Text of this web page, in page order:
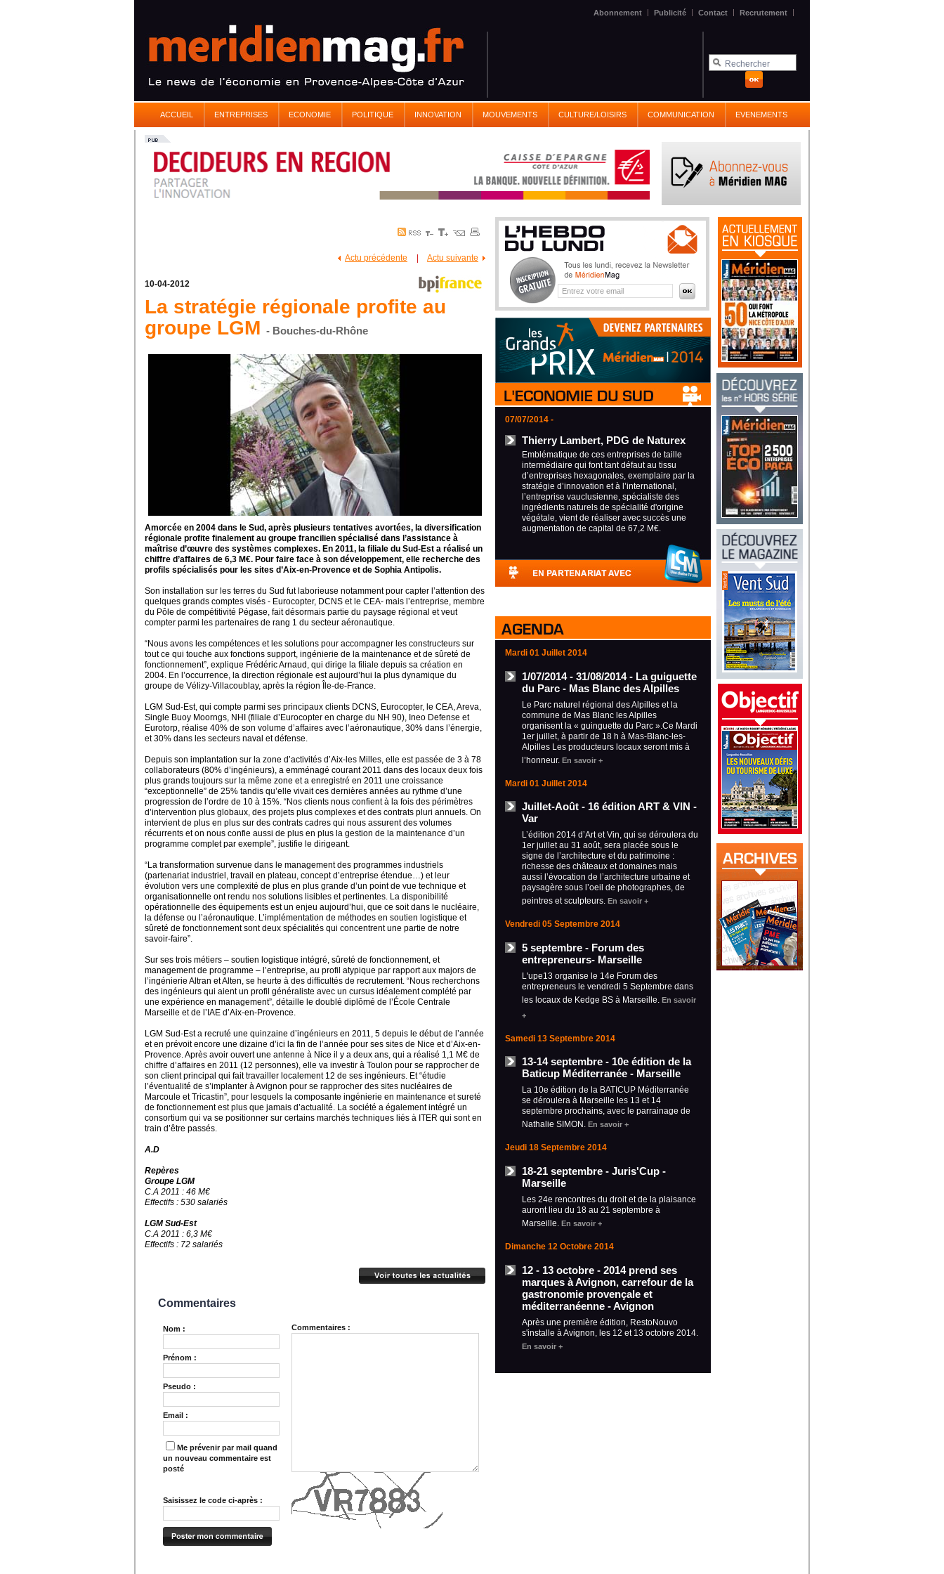
Abonnement | Publicité | Contact | Recrutement |
ACCUEIL ENTREPRISES ECONOMIE POLITIQUE INNOVATION MOUVEMENTS CULTURE/LOISIRS COMMUNICATION EVENEMENTS
Actu précédente Actu suivante
10-04-2012
La stratégie régionale profite au
groupe LGM - Bouches-du-Rhône
Amorcée en 2004 dans le Sud, après plusieurs tentatives avortées, la diversification
régionale profite finalement au groupe francilien spécialisé dans l’assistance à
maîtrise d’œuvre des systèmes complexes. En 2011, la filiale du Sud-Est a réalisé un
chiffre d’affaires de 6,3 M€. Pour faire face à son développement, elle recherche des
profils spécialisés pour les sites d’Aix-en-Provence et de Sophia Antipolis.
Son installation sur les terres du Sud fut laborieuse notamment pour capter l’attention des
quelques grands comptes visés - Eurocopter, DCNS et le CEA- mais l’entreprise, membre
du Pôle de compétitivité Pégase, fait désormais partie du paysage régional et veut
compter parmi les partenaires de rang 1 du secteur aéronautique.
“Nous avons les compétences et les solutions pour accompagner les constructeurs sur
tout ce qui touche aux fonctions support, ingénierie de la maintenance et de sûreté de
fonctionnement”, explique Frédéric Arnaud, qui dirige la filiale depuis sa création en
2004. En l’occurrence, la direction régionale est aujourd’hui la plus dynamique du
groupe de Vélizy-Villacoublay, après la région Île-de-France.
LGM Sud-Est, qui compte parmi ses principaux clients DCNS, Eurocopter, le CEA, Areva,
Single Buoy Moorngs, NHI (filiale d’Eurocopter en charge du NH 90), Ineo Defense et
Eurotorp, réalise 40% de son volume d’affaires avec l’aéronautique, 30% dans l’énergie,
et 30% dans les secteurs naval et défense.
Depuis son implantation sur la zone d’activités d’Aix-les Milles, elle est passée de 3 à 78
collaborateurs (80% d’ingénieurs), a emménagé courant 2011 dans des locaux deux fois
plus grands toujours sur la même zone et a enregistré en 2011 une croissance
“exceptionnelle” de 25% tandis qu’elle vivait ces dernières années au rythme d’une
progression de l’ordre de 10 à 15%. “Nos clients nous confient à la fois des périmètres
d’intervention plus globaux, des projets plus complexes et des contrats pluri annuels. On
intervient de plus en plus sur des contrats cadres qui nous assurent des volumes
récurrents et on nous confie aussi de plus en plus la gestion de la maintenance d’un
programme complet par exemple”, justifie le dirigeant.
“La transformation survenue dans le management des programmes industriels
(partenariat industriel, travail en plateau, concept d’entreprise étendue…) et leur
évolution vers une complexité de plus en plus grande d’un point de vue technique et
organisationnelle ont rendu nos solutions lisibles et pertinentes. La disponibilité
opérationnelle des équipements est un enjeu aujourd’hui, que ce soit dans le nucléaire,
la défense ou l’aéronautique. L’implémentation de méthodes en soutien logistique et
sûreté de fonctionnement sont deux spécialités qui concentrent une partie de notre
savoir-faire”.
Sur ses trois métiers – soutien logistique intégré, sûreté de fonctionnement, et
management de programme – l’entreprise, au profil atypique par rapport aux majors de
l’ingénierie Altran et Alten, se heurte à des difficultés de recrutement. “Nous recherchons
des ingénieurs qui aient un profil généraliste avec un cursus idéalement complété par
une expérience en management”, détaille le doublé diplômé de l’École Centrale
Marseille et de l’IAE d’Aix-en-Provence.
LGM Sud-Est a recruté une quinzaine d’ingénieurs en 2011, 5 depuis le début de l’année
et en prévoit encore une dizaine d’ici la fin de l’année pour ses sites de Nice et d’Aix-en-
Provence. Après avoir ouvert une antenne à Nice il y a deux ans, qui a réalisé 1,1 M€ de
chiffre d’affaires en 2011 (12 personnes), elle va investir à Toulon pour se rapprocher de
son client principal qui fait travailler localement 12 de ses ingénieurs. Et “étudie
l’éventualité de s’implanter à Avignon pour se rapprocher des sites nucléaires de
Marcoule et Tricastin”, pour lesquels la composante ingénierie en maintenance et sureté
de fonctionnement est plus que jamais d’actualité. La société a également intégré un
consortium qui va se positionner sur certains marchés techniques liés à ITER qui sont en
train d’être passés.
A.D
Repères
Groupe LGM
C.A 2011 : 46 M€
Effectifs : 530 salariés
LGM Sud-Est
C.A 2011 : 6,3 M€
Effectifs : 72 salariés
Commentaires
Nom :
Prénom :
Pseudo :
Email :
Me prévenir par mail quand
un nouveau commentaire est
posté
Saisissez le code ci-après :
Commentaires :
07/07/2014 -
Thierry Lambert, PDG de Naturex
Emblématique de ces entreprises de taille
intermédiaire qui font tant défaut au tissu
d’entreprises hexagonales, exemplaire par la
stratégie d’innovation et à l’international,
l’entreprise vauclusienne, spécialiste des
ingrédients naturels de spécialité d'origine
végétale, vient de réaliser avec succès une
augmentation de capital de 67,2 M€.
Mardi 01 Juillet 2014
1/07/2014 - 31/08/2014 - La guiguette
du Parc - Mas Blanc des Alpilles
Le Parc naturel régional des Alpilles et la
commune de Mas Blanc les Alpilles
organisent la « guinguette du Parc ».Ce Mardi
1er juillet, à partir de 18 h à Mas-Blanc-les-
Alpilles Les producteurs locaux seront mis à
l’honneur. En savoir +
Mardi 01 Juillet 2014
Juillet-Août - 16 édition ART & VIN -
Var
L’édition 2014 d’Art et Vin, qui se déroulera du
1er juillet au 31 août, sera placée sous le
signe de l’architecture et du patrimoine :
richesse des châteaux et domaines mais
aussi l’évocation de l’architecture urbaine et
paysagère sous l’oeil de photographes, de
peintres et sculpteurs. En savoir +
Vendredi 05 Septembre 2014
5 septembre - Forum des
entrepreneurs- Marseille
L'upe13 organise le 14e Forum des
entrepreneurs le vendredi 5 Septembre dans
les locaux de Kedge BS à Marseille. En savoir
+
Samedi 13 Septembre 2014
13-14 septembre - 10e édition de la
Baticup Méditerranée - Marseille
La 10e édition de la BATICUP Méditerranée
se déroulera à Marseille les 13 et 14
septembre prochains, avec le parrainage de
Nathalie SIMON. En savoir +
Jeudi 18 Septembre 2014
18-21 septembre - Juris'Cup -
Marseille
Les 24e rencontres du droit et de la plaisance
auront lieu du 18 au 21 septembre à
Marseille. En savoir +
Dimanche 12 Octobre 2014
12 - 13 octobre - 2014 prend ses
marques à Avignon, carrefour de la
gastronomie provençale et
méditerranéenne - Avignon
Après une première édition, RestoNouvo
s'installe à Avignon, les 12 et 13 octobre 2014.
En savoir +